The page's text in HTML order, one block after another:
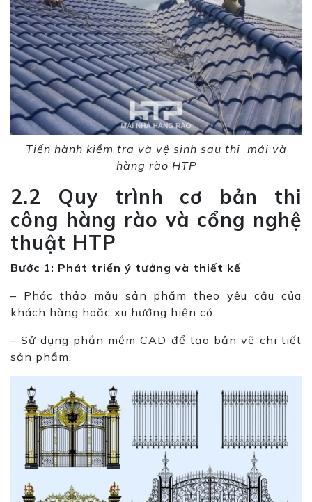
Tiến hành kiểm tra và vệ sinh sau thi mái và
hàng rào HTP
2.2 Quy trình cơ bản thi
công hàng rào và cổng nghệ
thuật HTP
Bước 1: Phát triển ý tưởng và thiết kế
– Phác thảo mẫu sản phẩm theo yêu cầu của
khách hàng hoặc xu hướng hiện có.
– Sử dụng phần mềm CAD để tạo bản vẽ chi tiết
sản phẩm.